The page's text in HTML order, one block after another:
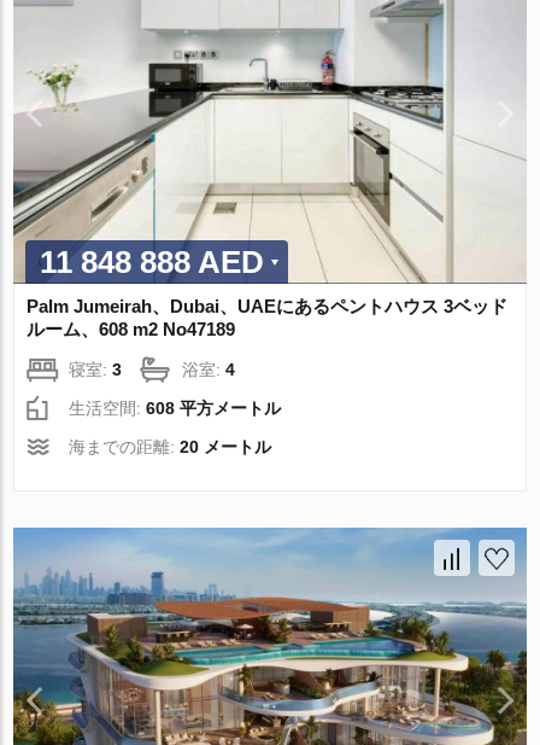
11 848 888 AED
Palm Jumeirah、Dubai、UAEにあるペントハウス 3ベッド
ルーム、608 m2 No47189
寝室:3 浴室:4
生活空間:608 平方メートル
海までの距離:20 メートル